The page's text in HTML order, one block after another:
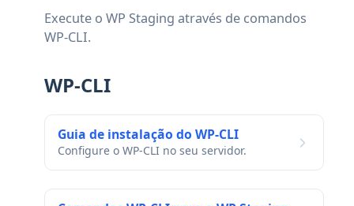
Execute o WP Staging através de comandos
WP-CLI.
WP-CLI
Guia de instalação do WP-CLI
Configure o WP-CLI no seu servidor.